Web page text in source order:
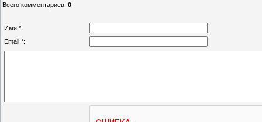
Всего комментариев: 0
Имя *:
Email *: